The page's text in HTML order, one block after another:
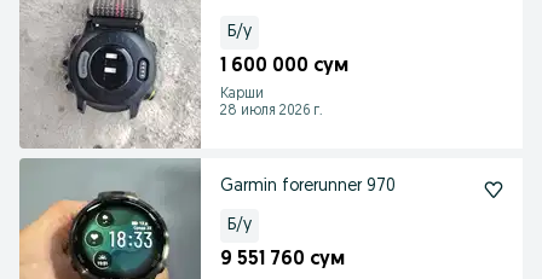
Б/у
1 600 000 сум
Карши
28 июля 2026 г.
Garmin forerunner 970
Б/у
9 551 760 сум